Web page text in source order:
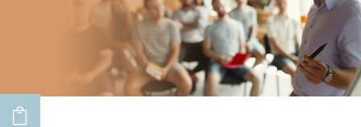
do
wysokiej